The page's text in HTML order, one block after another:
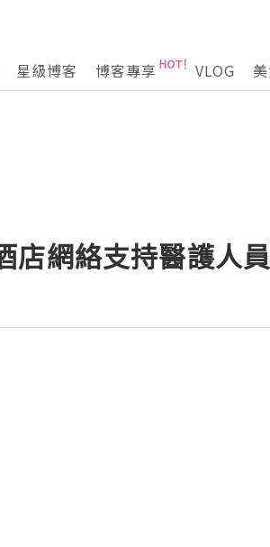
星級博客 博客專享 VLOG
店網絡支持醫護人員